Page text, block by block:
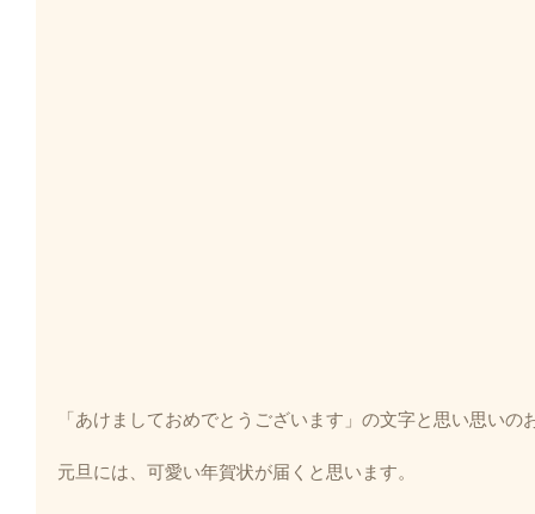
「あけましておめでとうございます」の文字と思い思い
元旦には、可愛い年賀状が届くと思います。